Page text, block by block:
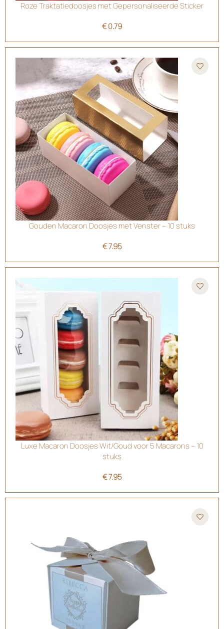
Roze Traktatiedoosjes met Gepersonaliseerde Sticker
€0.79
Gouden Macaron Doosjes met Venster – 10 stuks
€7.95
Luxe Macaron Doosjes Wit/Goud voor 5 Macarons – 10
stuks
€7.95